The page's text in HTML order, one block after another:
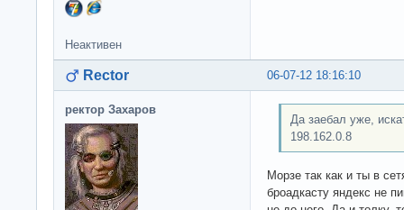
Неактивен
06-07-12 18:16:10
Rector
ректор Захаров
Да заебал уже,
198.162.0.8
Морзе так как и ты в
броадкасту яндекс не